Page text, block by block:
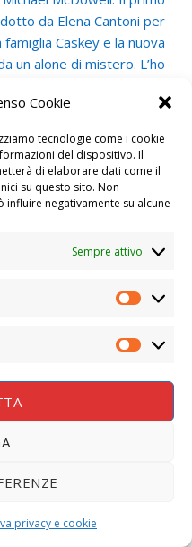
Cookie
tecnologie come i cookie
del dispositivo. Il
di elaborare dati come il
su questo sito. Non
negativamente su alcune
Sempre attivo
privacy e cookie